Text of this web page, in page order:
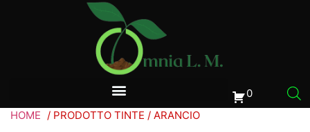
0
HOME / PRODOTTO TINTE / ARANCIO